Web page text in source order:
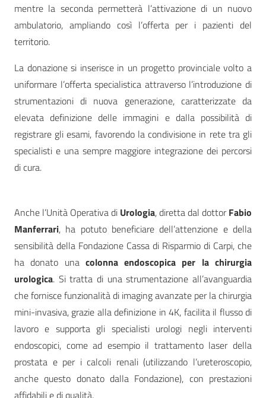
mentre la seconda permetterà l’attivazione di un nuovo
ambulatorio, ampliando così l’offerta per i pazienti del
territorio.
La donazione si inserisce in un progetto provinciale volto a
uniformare l’offerta specialistica attraverso l’introduzione di
strumentazioni di nuova generazione, caratterizzate da
elevata definizione delle immagini e dalla possibilità di
registrare gli esami, favorendo la condivisione in rete tra gli
specialisti e una sempre maggiore integrazione dei percorsi
di cura.
Anche l’Unità Operativa di Urologia, diretta dal dottorFabio
Manferrari, ha potuto beneficiare dell’attenzione e della
sensibilità della Fondazione Cassa di Risparmio di Carpi, che
ha donato una colonna endoscopica per la chirurgia
urologica. Si tratta di una strumentazione all’avanguardia
che fornisce funzionalità di imaging avanzate per la chirurgia
mini-invasiva, grazie alla definizione in 4K, facilita il flusso di
lavoro e supporta gli specialisti urologi negli interventi
endoscopici, come ad esempio il trattamento laser della
prostata e per i calcoli renali (utilizzando l’ureteroscopio,
anche questo donato dalla Fondazione), con prestazioni
affidabili e di qualità.